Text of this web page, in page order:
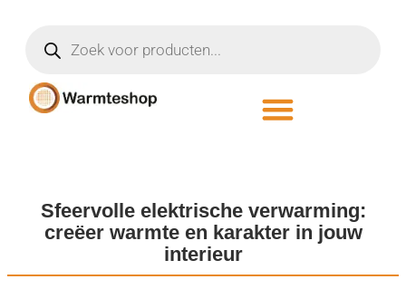
Sfeervolle elektrische verwarming:
creëer warmte en karakter in jouw
interieur